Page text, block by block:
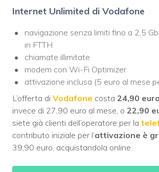
Internet Unlimited di Vodafone
navigazione senza limiti fino a 2,5
in FTTH
chiamate illimitate
modem con Wi-Fi Optimizer
attivazione inclusa (5 euro al mese
L’offerta di Vodafone costa 24,90
invece di 27,90 euro al mese, o 22,90
siete già clienti dell’operatore per la
contributo iniziale per l’attivazione è
39,90 euro, acquistandola online.